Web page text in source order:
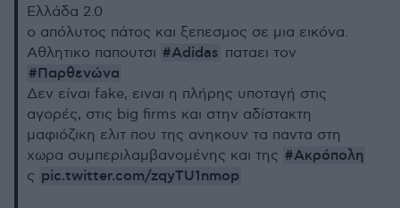
Ελλάδα 2.0
ο απόλυτος πάτος και ξεπεσμος σε μια εικόνα.
Αθλητικο παπουτσι #Adidas παταει τον
#Παρθενώνα
Δεν είναι fake, ειναι η πλήρης υποταγή στις
αγορές, στις big firms και στην αδίστακτη
μαφιόζικη ελιτ που της ανηκουν τα παντα στη
χωρα συμπεριλαμβανομένης και της #Ακρόπολη
ς pic.twitter.com/zqyTU1nmop